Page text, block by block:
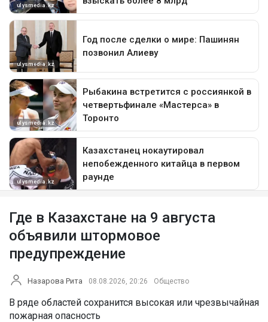
Где в Казахстане на 9 августа
объявили штормовое
предупреждение
Назарова Рита 08.08.2026, 20:26 Общество
В ряде областей сохранится высокая или чрезвычайная
пожарная опасность